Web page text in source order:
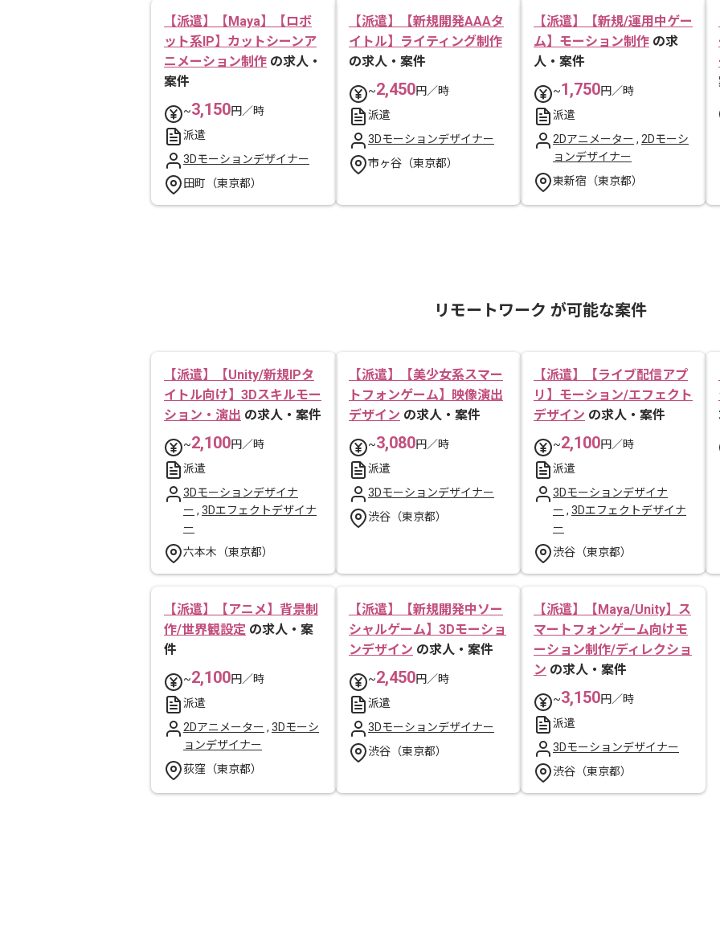
【派遣】【Maya】【ロボ
ット系IP】カットシーンア
ニメーション制作 の求人・
案件
~3,150円／時
派遣
3Dモーションデザイナー
田町（東京都）
【派遣】【新規開発AAAタ
イトル】ライティング制作
の求人・案件
~2,450円／時
派遣
3Dモーションデザイナー
市ヶ谷（東京都）
【派遣】【新規/運用中ゲー
ム】モーション制作 の求
人・案件
~1,750円／時
派遣
2Dアニメーター , 2Dモーシ
ョンデザイナー
東新宿（東京都）
リモートワーク が可能な案件
【派遣】【Unity/新規IPタ
イトル向け】3Dスキルモー
ション・演出 の求人・案件
~2,100円／時
派遣
3Dモーションデザイナ
ー , 3Dエフェクトデザイナ
ー
六本木（東京都）
【派遣】【美少女系スマー
トフォンゲーム】映像演出
デザイン の求人・案件
~3,080円／時
派遣
3Dモーションデザイナー
渋谷（東京都）
【派遣】【ライブ配信アプ
リ】モーション/エフェクト
デザイン の求人・案件
~2,100円／時
派遣
3Dモーションデザイナ
ー , 3Dエフェクトデザイナ
ー
渋谷（東京都）
【派遣】【アニメ】背景制
作/世界観設定 の求人・案
件
~2,100円／時
派遣
2Dアニメーター , 3Dモーシ
ョンデザイナー
荻窪（東京都）
【派遣】【新規開発中ソー
シャルゲーム】3Dモーショ
ンデザイン の求人・案件
~2,450円／時
派遣
3Dモーションデザイナー
渋谷（東京都）
【派遣】【Maya/Unity】ス
マートフォンゲーム向けモ
ーション制作/ディレクショ
ン の求人・案件
~3,150円／時
派遣
3Dモーションデザイナー
渋谷（東京都）